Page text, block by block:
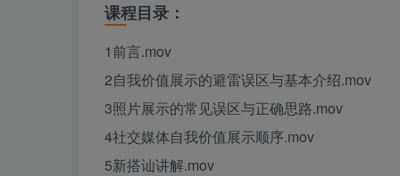
课程目录：
1前言.mov
2自我价值展示的避雷误区与基本介绍.mov
3照片展示的常见误区与正确思路.mov
4社交媒体自我价值展示顺序.mov
5新搭讪讲解.mov